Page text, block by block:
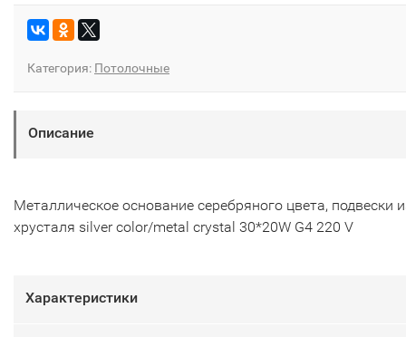
Категория: Потолочные
Описание
Металлическое основание серебряного цвета, подвески
хрусталя silver color/metal crystal 30*20W G4 220 V
Характеристики